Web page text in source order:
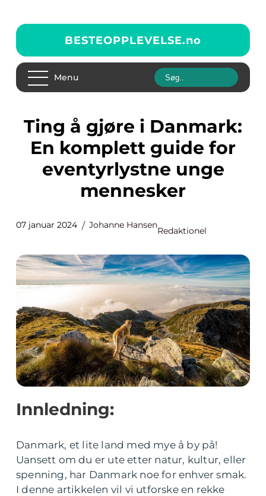
BESTEOPPLEVELSE.no
Menu
Ting å gjøre i Danmark:
En komplett guide for
eventyrlystne unge
mennesker
07 januar 2024 Johanne Hansen
Redaktionel
Innledning:
Danmark, et lite land med mye å by på!
Uansett om du er ute etter natur, kultur, eller
spenning, har Danmark noe for enhver smak.
I denne artikkelen vil vi utforske en rekke